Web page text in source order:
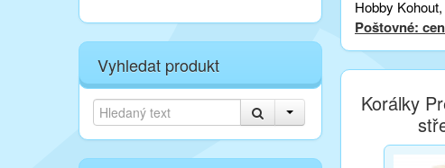
Vyhledat produkt
Hobby
Poštovné:
Korálky